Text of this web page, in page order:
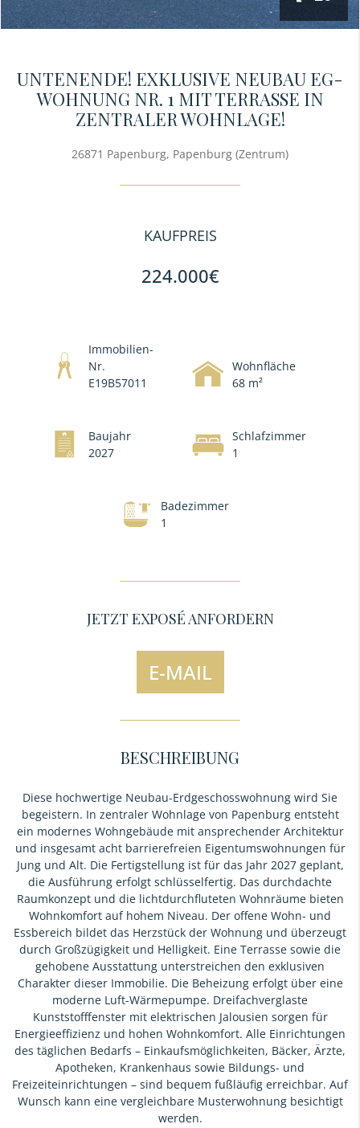
UNTENENDE! EXKLUSIVE NEUBAU EG-
WOHNUNG NR. 1 MIT TERRASSE IN
ZENTRALER WOHNLAGE!
26871 Papenburg, Papenburg (Zentrum)
KAUFPREIS
224.000€
Immobilien-
Nr.
E19B57011
Wohnfläche
68 m²
Baujahr
2027
Schlafzimmer
1
Badezimmer
1
JETZT EXPOSÉ ANFORDERN
E-MAIL
BESCHREIBUNG
Diese hochwertige Neubau-Erdgeschosswohnung wird Sie
begeistern. In zentraler Wohnlage von Papenburg entsteht
ein modernes Wohngebäude mit ansprechender Architektur
und insgesamt acht barrierefreien Eigentumswohnungen für
Jung und Alt. Die Fertigstellung ist für das Jahr 2027 geplant,
die Ausführung erfolgt schlüsselfertig. Das durchdachte
Raumkonzept und die lichtdurchfluteten Wohnräume bieten
Wohnkomfort auf hohem Niveau. Der offene Wohn- und
Essbereich bildet das Herzstück der Wohnung und überzeugt
durch Großzügigkeit und Helligkeit. Eine Terrasse sowie die
gehobene Ausstattung unterstreichen den exklusiven
Charakter dieser Immobilie. Die Beheizung erfolgt über eine
moderne Luft-Wärmepumpe. Dreifachverglaste
Kunststofffenster mit elektrischen Jalousien sorgen für
Energieeffizienz und hohen Wohnkomfort. Alle Einrichtungen
des täglichen Bedarfs – Einkaufsmöglichkeiten, Bäcker, Ärzte,
Apotheken, Krankenhaus sowie Bildungs- und
Freizeiteinrichtungen – sind bequem fußläufig erreichbar. Auf
Wunsch kann eine vergleichbare Musterwohnung besichtigt
werden.